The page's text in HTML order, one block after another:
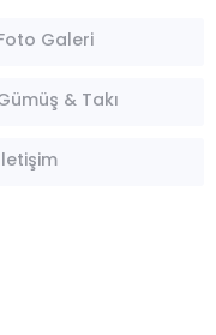
Galeri
& Takı